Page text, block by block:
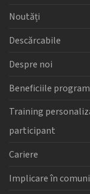
Noutăți
Descărcabile
Despre noi
Beneficiile
Training
participant
Cariere
Implicare în